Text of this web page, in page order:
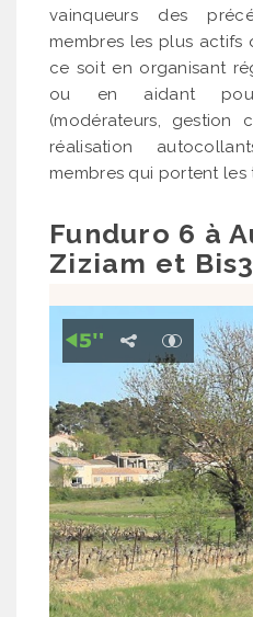
vainqueurs des
membres les plus
ce soit en organisant
ou en aidant
(modérateurs, gestion
réalisation
membres qui portent les
Funduro 6 à
Ziziam et